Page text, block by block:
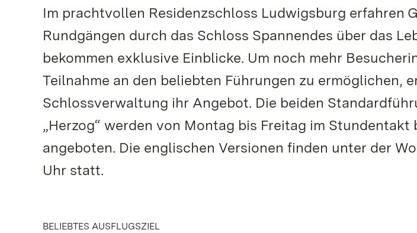
Im prachtvollen Residenzschloss Ludwigsburg erfahren
Rundgängen durch das Schloss Spannendes über das
bekommen exklusive Einblicke. Um noch mehr
Teilnahme an den beliebten Führungen zu ermöglichen,
Schlossverwaltung ihr Angebot. Die beiden
„Herzog“ werden von Montag bis Freitag im Stundentakt
angeboten. Die englischen Versionen finden unter der
Uhr statt.
BELIEBTES AUSFLUGSZIEL